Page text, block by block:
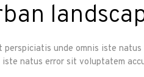
perspiciatis unde omnis iste
iste natus error sit voluptatem